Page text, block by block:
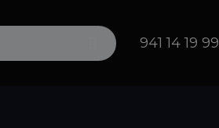
Search 941 14 19 99